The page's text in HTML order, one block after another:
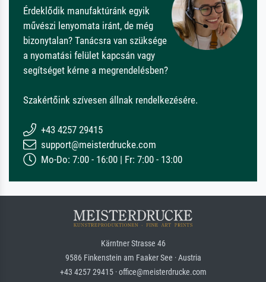
Érdeklődik manufaktúránk egyik
művészi lenyomata iránt, de még
bizonytalan? Tanácsra van szüksége
a nyomatási felület kapcsán vagy
segítséget kérne a megrendelésben?
Szakértőink szívesen állnak rendelkezésére.
+43 4257 29415
support@meisterdrucke.com
Mo-Do: 7:00 - 16:00 | Fr: 7:00 - 13:00
Kärntner Strasse 46
9586 Finkenstein am Faaker See · Austria
+43 4257 29415 · office@meisterdrucke.com